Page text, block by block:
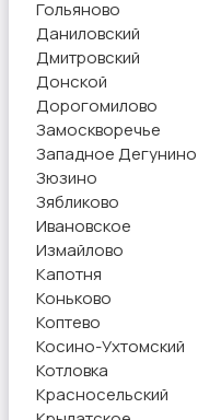
Гольяново
Даниловский
Дмитровский
Донской
Дорогомилово
Замоскворечье
Западное Дегунино
Зюзино
Зябликово
Ивановское
Измайлово
Капотня
Коньково
Коптево
Косино-Ухтомский
Котловка
Красносельский